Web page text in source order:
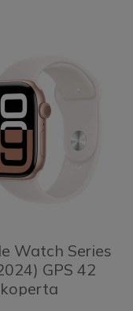
Watch Series
GPS 42